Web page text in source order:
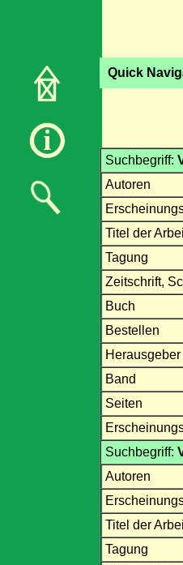
Quick
Suchbegriff:
Autoren
Titel der
Tagung
Zeitschrift,
Buch
Bestellen
Herausgeber
Band
Seiten
Suchbegriff:
Autoren
Titel der
Tagung